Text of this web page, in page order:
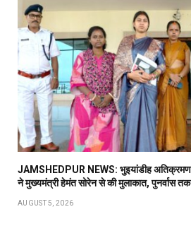
JAMSHEDPUR NEWS: भुइयांडीह अतिक्रमण
ने मुख्यमंत्री हेमंत सोरेन से की मुलाकात, पुनर्वास तक
AUGUST 5, 2026